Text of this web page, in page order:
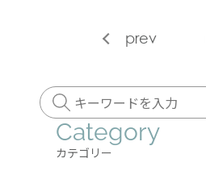
prev
Category
カテゴリー